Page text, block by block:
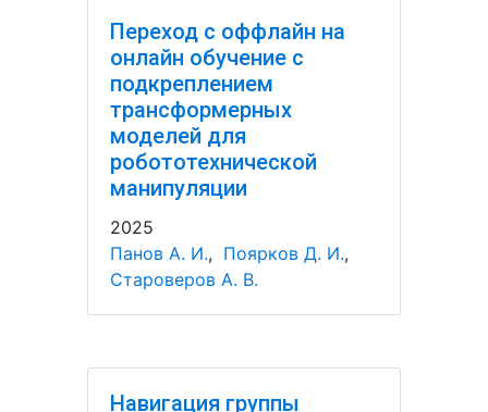
Переход с оффлайн на
онлайн обучение с
подкреплением
трансформерных
моделей для
робототехнической
манипуляции
2025
Панов А. И., Поярков Д. И.,
Староверов А. В.
Навигация группы